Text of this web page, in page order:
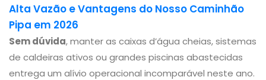
Alta Vazão e Vantagens do Nosso Caminhão
Pipa em 2026
Sem dúvida, manter as caixas d’água cheias, sistemas
de caldeiras ativos ou grandes piscinas abastecidas
entrega um alívio operacional incomparável neste ano.